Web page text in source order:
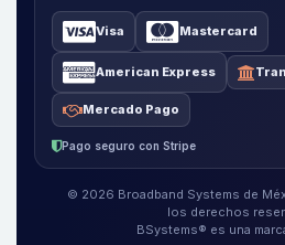
Visa Mastercard
American Express
Mercado Pago
Pago seguro con Stripe
© 2026 Broadband Systems de
los derechos
BSystems® es una